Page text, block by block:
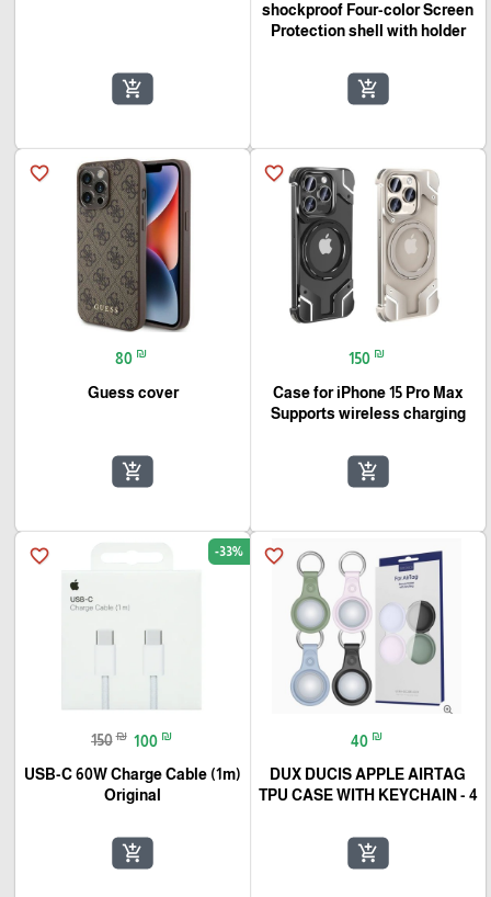
shockproof Four-color Screen
Protection shell with holder
add_shopping_cart
add_shopping_cart
favorite_border
150 ₪
Case for iPhone 15 Pro Max
Supports wireless charging
add_shopping_cart
favorite_border
80 ₪
Guess cover
add_shopping_cart
favorite_border
40 ₪
DUX DUCIS APPLE AIRTAG
TPU CASE WITH KEYCHAIN - 4
add_shopping_cart
favorite_border -33%
150 ₪ 100 ₪
USB-C 60W Charge Cable (1m)
Original
add_shopping_cart